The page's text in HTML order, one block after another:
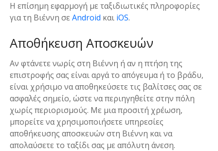
Η επίσημη εφαρμογή με ταξιδιωτικές πληροφορίες
για τη Βιέννη σε Android και iOS.
Αποθήκευση Αποσκευών
Αν φτάνετε νωρίς στη Βιέννη ή αν η πτήση της
επιστροφής σας είναι αργά το απόγευμα ή το βράδυ,
είναι χρήσιμο να αποθηκεύσετε τις βαλίτσες σας σε
ασφαλές σημείο, ώστε να περιηγηθείτε στην πόλη
χωρίς περιορισμούς. Με μια προσιτή χρέωση,
μπορείτε να χρησιμοποιήσετε υπηρεσίες
αποθήκευσης αποσκευών στη Βιέννη και να
απολαύσετε το ταξίδι σας με απόλυτη άνεση.